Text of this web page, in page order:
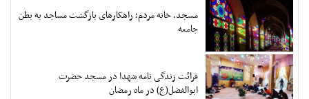
مسجد، خانه مردم؛ راهکارهای بازگشت مساجد به بطن
جامعه
قرائت زندگی نامه شهدا در مسجد حضرت
ابوالفضل(ع) در ماه رمضان